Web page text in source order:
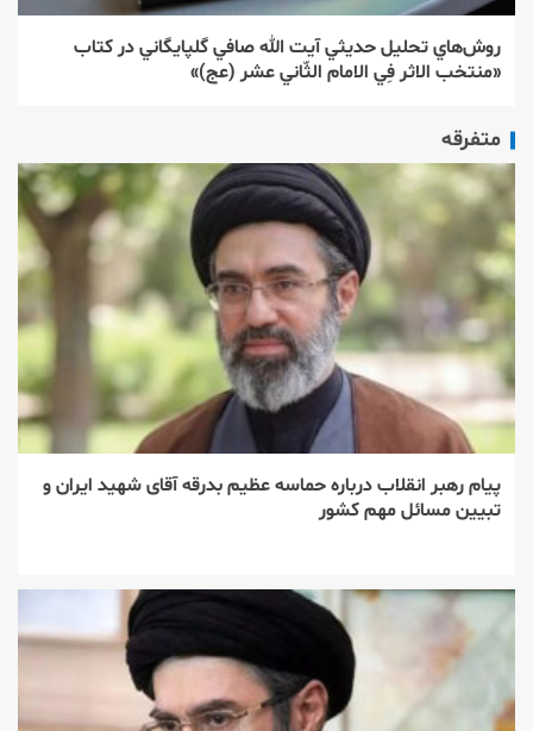
روش‌‌هاي تحليل حديثي آيت الله صافي گلپايگاني در كتاب
«منتخب الاثر فِي الامام الثّاني عشر (عج)»
متفرقه
پیام رهبر انقلاب درباره حماسه عظیم بدرقه آقای شهید ایران و
تبیین مسائل مهم کشور